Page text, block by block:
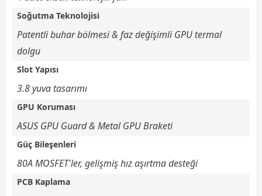
Soğutma Teknolojisi
Patentli buhar bölmesi & faz değişimli GPU termal
dolgu
Slot Yapısı
3.8 yuva tasarımı
GPU Koruması
ASUS GPU Guard & Metal GPU Braketi
Güç Bileşenleri
80A MOSFET'ler, gelişmiş hız aşırtma desteği
PCB Kaplama